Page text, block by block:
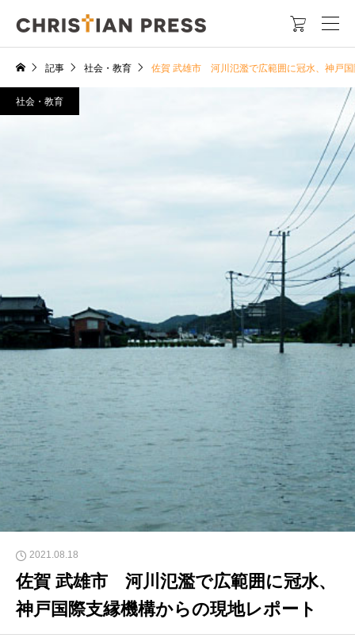

記事 社会・教育 佐賀 武雄市 河川氾濫で広範囲に冠水、神戸
社会・教育
2021.08.18
佐賀 武雄市 河川氾濫で広範囲に冠水、
神戸国際支縁機構からの現地レポート